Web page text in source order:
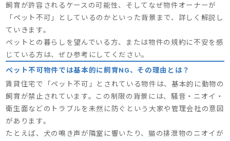
飼育が許容されるケースの可能性、そしてなぜ物件オーナーが
「ペット不可」としているのかといった背景まで、詳しく解説し
ていきます。
ペットとの暮らしを望んでいる方、または物件の規約に不安を感
じている方は、ぜひ参考にしてください。
ペット不可物件では基本的に飼育NG、その理由とは？
賃貸住宅で「ペット不可」とされている物件は、基本的に動物の
飼育が禁止されています。この制限の背景には、騒音・ニオイ・
衛生面などのトラブルを未然に防ぐという大家や管理会社の意図
があります。
たとえば、犬の鳴き声が隣室に響いたり、猫の排泄物のニオイが